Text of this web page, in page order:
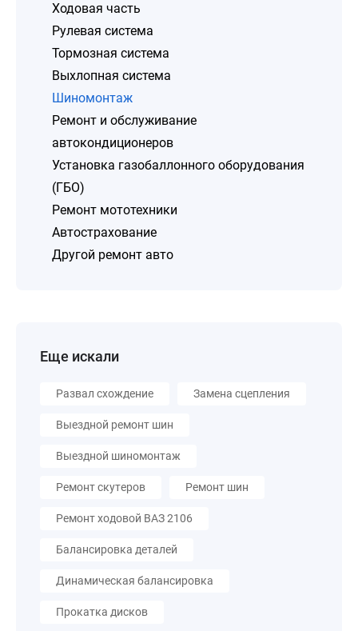
Ходовая часть
Рулевая система
Тормозная система
Выхлопная система
Шиномонтаж
Ремонт и обслуживание
автокондиционеров
Установка газобаллонного оборудования
(ГБО)
Ремонт мототехники
Автострахование
Другой ремонт авто
Еще искали
Развал схождение Замена сцепления
Выездной ремонт шин
Выездной шиномонтаж
Ремонт скутеров Ремонт шин
Ремонт ходовой ВАЗ 2106
Балансировка деталей
Динамическая балансировка
Прокатка дисков